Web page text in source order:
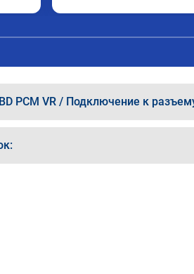
PCM VR / Подключение к